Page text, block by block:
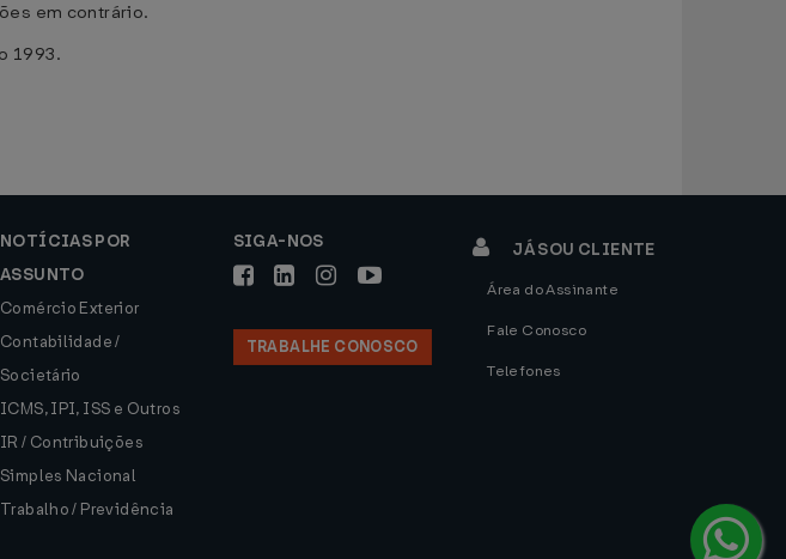
em contrário.
1993.
NOTÍCIAS POR
ASSUNTO
Comércio Exterior
Contabilidade /
Societário
ICMS, IPI, ISS e Outros
IR / Contribuições
Simples Nacional
Trabalho / Previdência
SIGA-NOS
TRABALHE CONOSCO
JÁ SOU CLIENTE
Área do Assinante
Fale Conosco
Telefones